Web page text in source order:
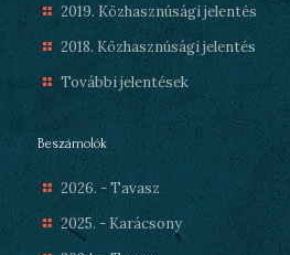
2019. Közhasznúsági jelentés
2018. Közhasznúsági jelentés
További jelentések
Beszámolók
2026. - Tavasz
2025. - Karácsony